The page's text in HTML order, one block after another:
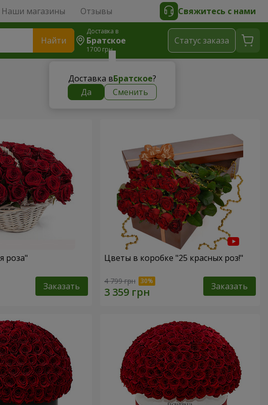
Наши магазины Отзывы Свяжитесь с нами
Найти
Доставка в
Братское
1700 грн
Доставка вБратское?
Да
Сменить
Cтатус заказа
роза"
Заказать
Цветы в коробке "25 красных роз!"
4 799 грн Заказать